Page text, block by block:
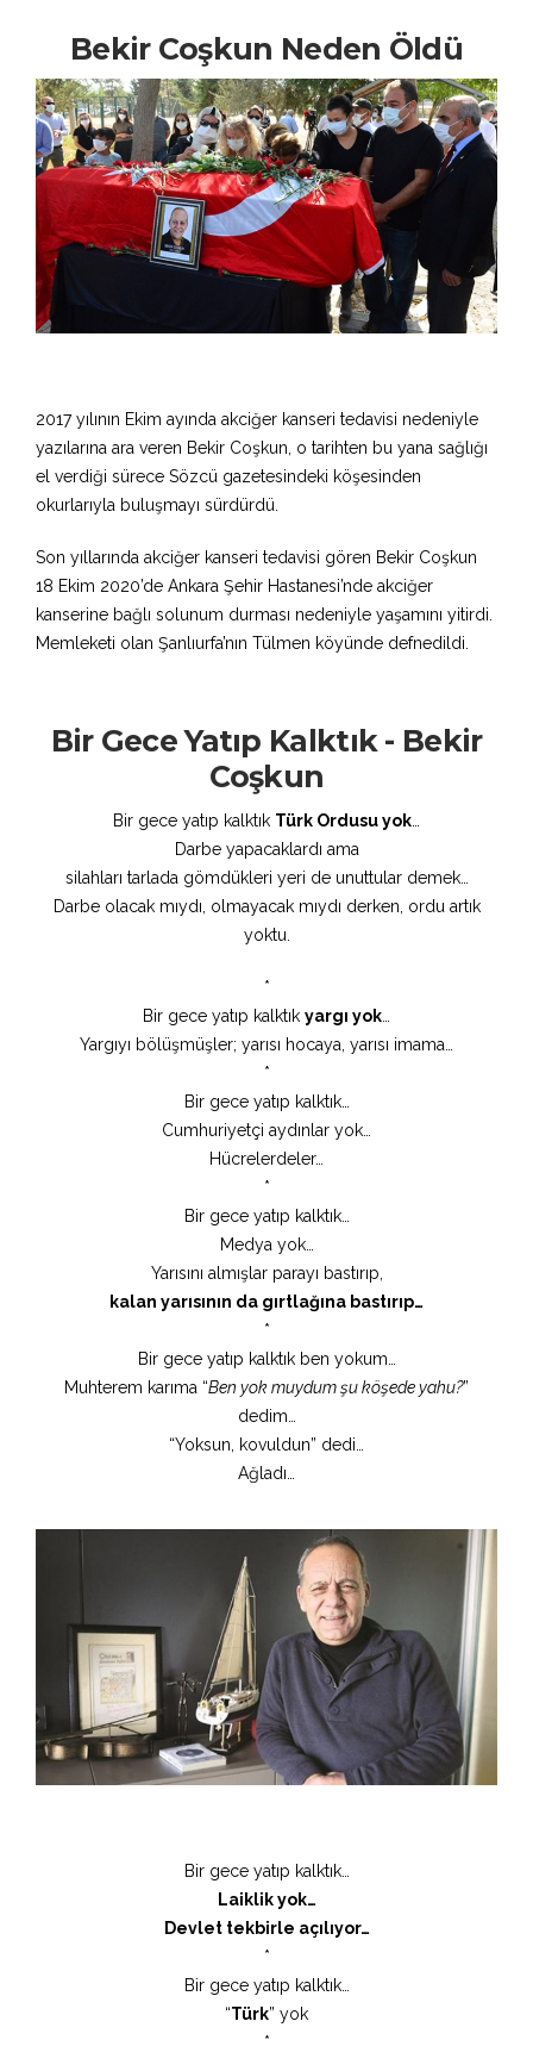
Bekir Coşkun Neden Öldü
2017 yılının Ekim ayında akciğer kanseri tedavisi nedeniyle
yazılarına ara veren Bekir Coşkun, o tarihten bu yana sağlığı
el verdiği sürece Sözcü gazetesindeki köşesinden
okurlarıyla buluşmayı sürdürdü.
Son yıllarında akciğer kanseri tedavisi gören Bekir Coşkun
18 Ekim 2020’de Ankara Şehir Hastanesi’nde akciğer
kanserine bağlı solunum durması nedeniyle yaşamını yitirdi.
Memleketi olan Şanlıurfa’nın Tülmen köyünde defnedildi.
Bir Gece Yatıp Kalktık - Bekir
Coşkun
Bir gece yatıp kalktık Türk Ordusu yok…
Darbe yapacaklardı ama
silahları tarlada gömdükleri yeri de unuttular demek…
Darbe olacak mıydı, olmayacak mıydı derken, ordu artık
yoktu.
*
Bir gece yatıp kalktık yargı yok…
Yargıyı bölüşmüşler; yarısı hocaya, yarısı imama…
*
Bir gece yatıp kalktık…
Cumhuriyetçi aydınlar yok…
Hücrelerdeler…
*
Bir gece yatıp kalktık…
Medya yok…
Yarısını almışlar parayı bastırıp,
kalan yarısının da gırtlağına bastırıp…
*
Bir gece yatıp kalktık ben yokum…
Muhterem karıma “Ben yok muydum şu köşede yahu?”
dedim…
“Yoksun, kovuldun” dedi…
Ağladı…
Bir gece yatıp kalktık…
Laiklik yok…
Devlet tekbirle açılıyor…
*
Bir gece yatıp kalktık…
“Türk” yok